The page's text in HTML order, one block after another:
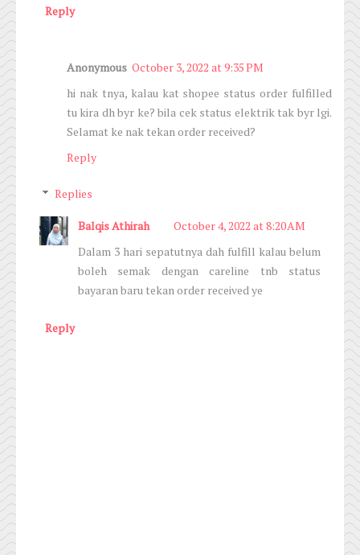
Reply
Anonymous October 3, 2022 at 9:35 PM
hi nak tnya, kalau kat shopee status order fulfilled
tu kira dh byr ke? bila cek status elektrik tak byr lgi.
Selamat ke nak tekan order received?
Reply
Replies
Balqis Athirah
October 4, 2022 at 8:20 AM
Dalam 3 hari sepatutnya dah fulfill kalau belum
boleh semak dengan careline tnb status
bayaran baru tekan order received ye
Reply